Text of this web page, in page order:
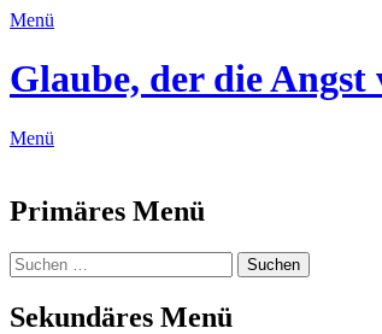
Menü
Glaube, der die
Menü
Primäres Menü
Zum
Inhalt
springen
Suchen
Suchen
nach:
Sekundäres Menü